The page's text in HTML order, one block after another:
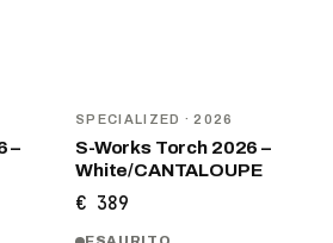
–
SPECIALIZED · 2026
S-Works Torch 2026 –
White/CANTALOUPE
€ 389